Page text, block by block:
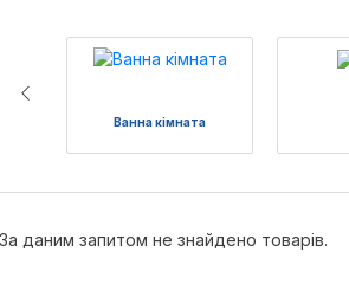
Ванна кімната
За даним запитом не знайдено товарів.